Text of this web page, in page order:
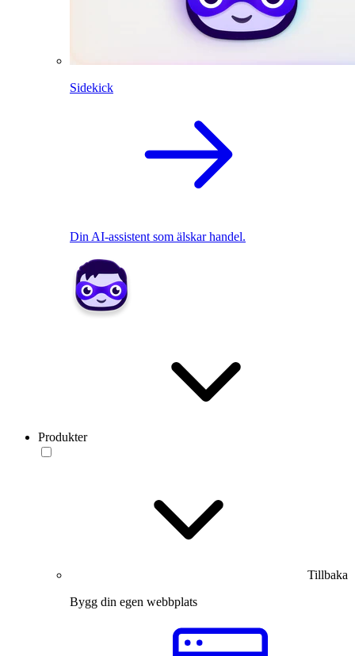
Sidekick
Din AI-assistent som älskar handel.
Produkter
Tillbaka
Bygg din egen webbplats